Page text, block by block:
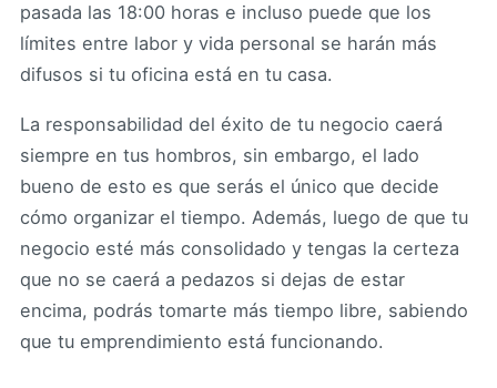
pasada las 18:00 horas e incluso puede que los
límites entre labor y vida personal se harán más
difusos si tu oficina está en tu casa.
La responsabilidad del éxito de tu negocio caerá
siempre en tus hombros, sin embargo, el lado
bueno de esto es que serás el único que decide
cómo organizar el tiempo. Además, luego de que tu
negocio esté más consolidado y tengas la certeza
que no se caerá a pedazos si dejas de estar
encima, podrás tomarte más tiempo libre, sabiendo
que tu emprendimiento está funcionando.